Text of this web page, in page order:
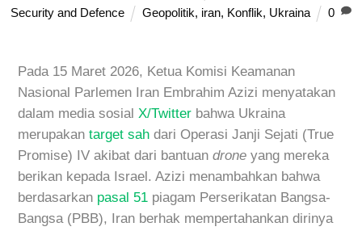
Security and Defence
Geopolitik, iran, Konflik, Ukraina 0
Pada 15 Maret 2026, Ketua Komisi Keamanan
Nasional Parlemen Iran Embrahim Azizi menyatakan
dalam media sosialX/Twitter bahwa Ukraina
merupakantarget sah dari Operasi Janji Sejati (True
Promise) IV akibat dari bantuandrone yang mereka
berikan kepada Israel. Azizi menambahkan bahwa
berdasarkan pasal 51 piagam Perserikatan Bangsa-
Bangsa (PBB), Iran berhak mempertahankan dirinya